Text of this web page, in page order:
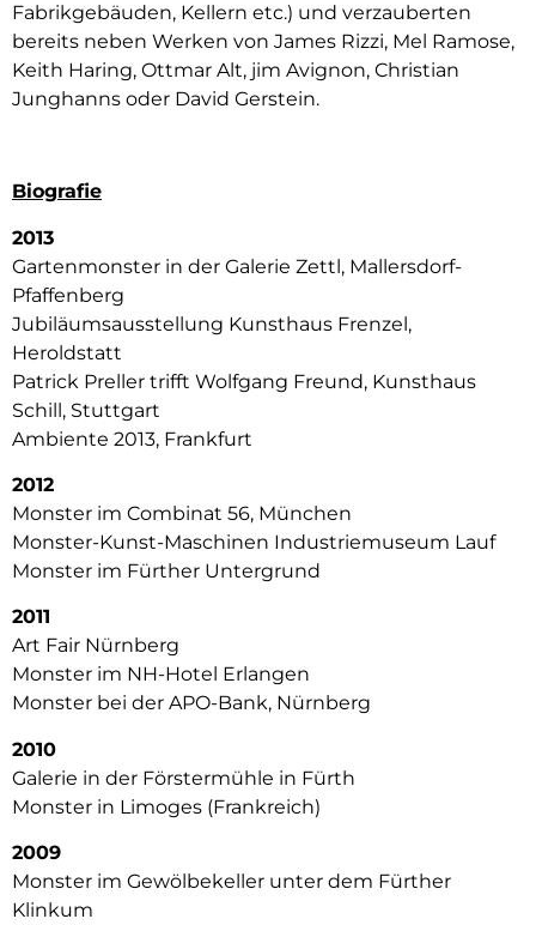
Fabrikgebäuden, Kellern etc.) und verzauberten
bereits neben Werken von James Rizzi, Mel Ramose,
Keith Haring, Ottmar Alt, jim Avignon, Christian
Junghanns oder David Gerstein.
Biografie
2013
Gartenmonster in der Galerie Zettl, Mallersdorf-
Pfaffenberg
Jubiläumsausstellung Kunsthaus Frenzel,
Heroldstatt
Patrick Preller trifft Wolfgang Freund, Kunsthaus
Schill, Stuttgart
Ambiente 2013, Frankfurt
2012
Monster im Combinat 56, München
Monster-Kunst-Maschinen Industriemuseum Lauf
Monster im Fürther Untergrund
2011
Art Fair Nürnberg
Monster im NH-Hotel Erlangen
Monster bei der APO-Bank, Nürnberg
2010
Galerie in der Förstermühle in Fürth
Monster in Limoges (Frankreich)
2009
Monster im Gewölbekeller unter dem Fürther
Klinkum